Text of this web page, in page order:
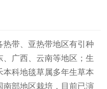
带、亚热带地区有引种
广西、云南等地区；生
科地毯草属多年生草本
部地区栽培，目前已演